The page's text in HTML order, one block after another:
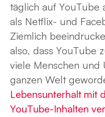
täglich auf YouTube
als Netflix- und
Ziemlich
also, dass YouTube
viele Menschen und
ganzen Welt
Lebensunterhalt mit
YouTube-Inhalten